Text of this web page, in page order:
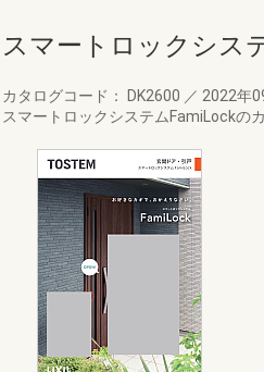
スマートロックシス
カタログコード： DK2600 ／ 2022年
スマートロックシステムFamiLockの